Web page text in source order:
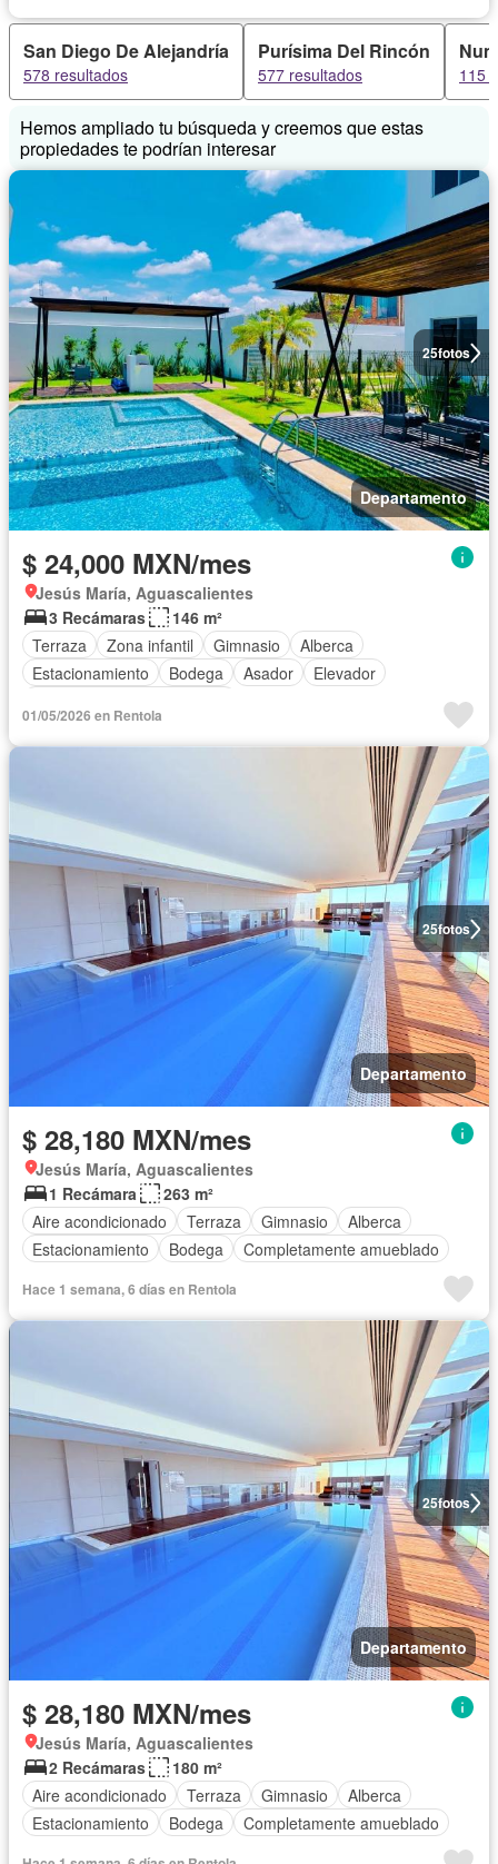
San Diego De Alejandría
578 resultados
Purísima Del Rincón
577 resultados 115
Hemos ampliado tu búsqueda y creemos que estas
propiedades te podrían interesar
25fotos
Departamento
$ 24,000 MXN/mes
Jesús María, Aguascalientes
3 Recámaras
146 m²
Terraza
Zona infantil Gimnasio
Alberca
Estacionamiento
Bodega Asador
Elevador
01/05/2026 en Rentola
25fotos
Departamento
$ 28,180 MXN/mes
Jesús María, Aguascalientes
1 Recámara
263 m²
Aire acondicionado
Terraza Gimnasio
Alberca
Estacionamiento
Bodega Completamente amueblado
Hace 1 semana, 6 días en Rentola
25fotos
Departamento
$ 28,180 MXN/mes
Jesús María, Aguascalientes
2 Recámaras
180 m²
Aire acondicionado
Terraza Gimnasio
Alberca
Estacionamiento
Bodega Completamente amueblado